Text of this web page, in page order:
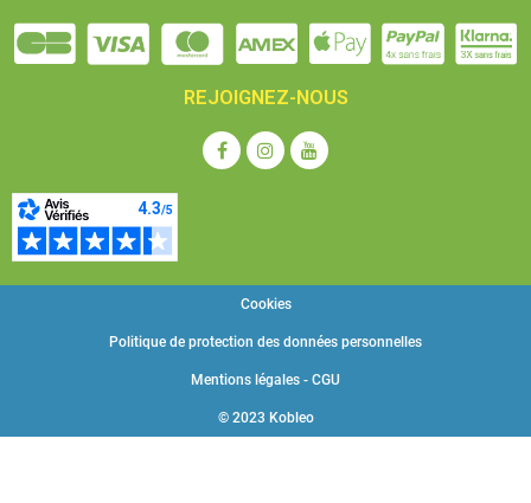
REJOIGNEZ-NOUS
© 2023 Kobleo
Mentions légales - CGU
Politique de protection des données personnelles
Cookies